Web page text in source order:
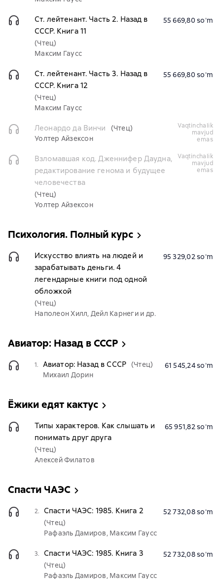
Ст. лейтенант. Часть 2. Назад в
СССР. Книга 11
(Чтец)
Максим Гаусс
55 669,80 soʻm
Ст. лейтенант. Часть 3. Назад в
СССР. Книга 12
(Чтец)
Максим Гаусс
55 669,80 soʻm
Леонардо да Винчи
(Чтец)
Уолтер Айзексон
vaqtinchalik
mavjud
emas
Взломавшая код. Дженнифер Даудна,
редактирование генома и будущее
человечества
(Чтец)
Уолтер Айзексон
vaqtinchalik
mavjud
emas
Психология. Полный курс
Искусство влиять на людей и
зарабатывать деньги. 4
легендарные книги под одной
обложкой
(Чтец)
Наполеон Хилл, Дейл Карнеги и др.
95 329,02 soʻm
Авиатор: Назад в СССР
1. Авиатор: Назад в СССР (Чтец)
Михаил Дорин
61 545,24 soʻm
Ёжики едят кактус
Типы характеров. Как слышать и
понимать друг друга
(Чтец)
Алексей Филатов
65 951,82 soʻm
Спасти ЧАЭС
2. Спасти ЧАЭС: 1985. Книга 2
(Чтец)
Рафаэль Дамиров, Максим Гаусс
52 732,08 soʻm
3. Спасти ЧАЭС: 1985. Книга 3
(Чтец)
Рафаэль Дамиров, Максим Гаусс
52 732,08 soʻm